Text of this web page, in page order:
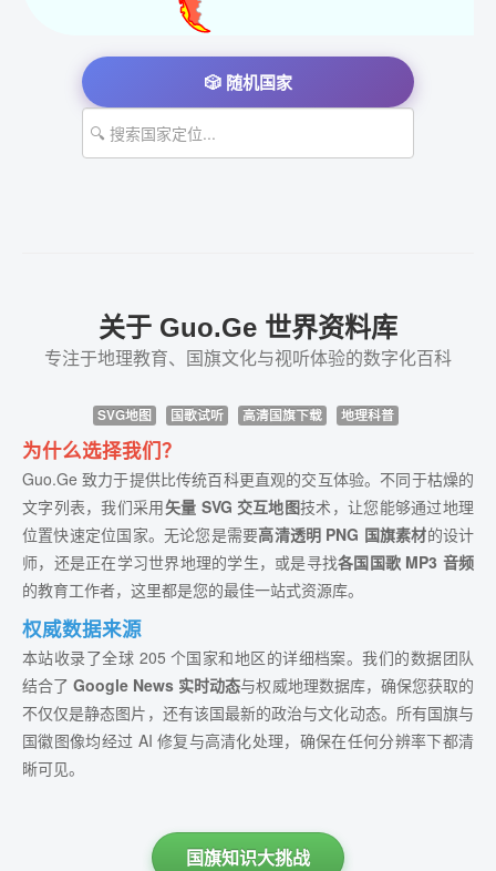
🎲 随机国家
关于 Guo.Ge 世界资料库
专注于地理教育、国旗文化与视听体验的数字化百科
SVG地图 国歌试听 高清国旗下载 地理科普
为什么选择我们？
Guo.Ge 致力于提供比传统百科更直观的交互体验。不同于枯燥的
文字列表，我们采用矢量 SVG 交互地图技术，让您能够通过地理
位置快速定位国家。无论您是需要高清透明 PNG 国旗素材的设计
师，还是正在学习世界地理的学生，或是寻找各国国歌 MP3 音频
的教育工作者，这里都是您的最佳一站式资源库。
权威数据来源
本站收录了全球 205 个国家和地区的详细档案。我们的数据团队
结合了Google News 实时动态与权威地理数据库，确保您获取的
不仅仅是静态图片，还有该国最新的政治与文化动态。所有国旗与
国徽图像均经过 AI 修复与高清化处理，确保在任何分辨率下都清
晰可见。
国旗知识大挑战